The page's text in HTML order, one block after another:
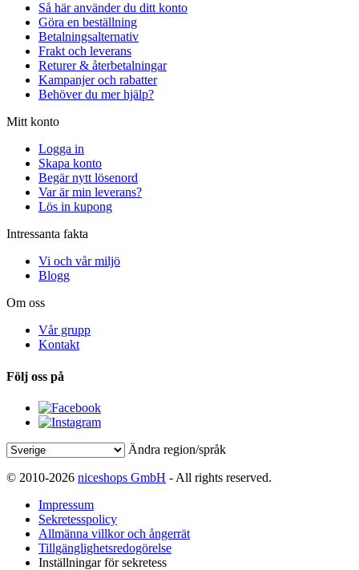
Så här använder du ditt konto
Göra en beställning
Betalningsalternativ
Frakt och leverans
Returer & återbetalningar
Kampanjer och rabatter
Behöver du mer hjälp?
Mitt konto
Logga in
Skapa konto
Begär nytt lösenord
Var är min leverans?
Lös in kupong
Intressanta fakta
Vi och vår miljö
Blogg
Om oss
Vår grupp
Kontakt
Följ oss på
Ändra region/språk
© 2010-2026 niceshops GmbH - All rights reserved.
Impressum
Sekretesspolicy
Allmänna villkor och ångerrät
Tillgänglighetsredogörelse
Inställningar för sekretess